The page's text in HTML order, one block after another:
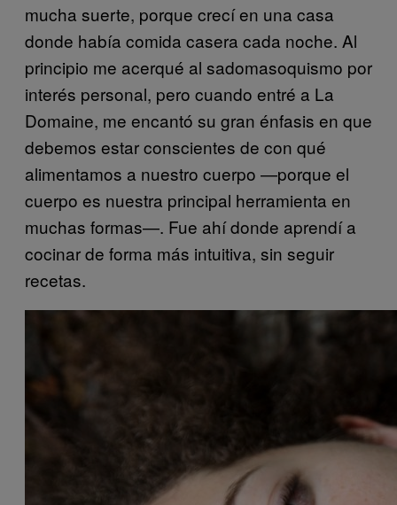
mucha suerte, porque crecí en una casa
donde había comida casera cada noche. Al
principio me acerqué al sadomasoquismo por
interés personal, pero cuando entré a La
Domaine, me encantó su gran énfasis en que
debemos estar conscientes de con qué
alimentamos a nuestro cuerpo —porque el
cuerpo es nuestra principal herramienta en
muchas formas—. Fue ahí donde aprendí a
cocinar de forma más intuitiva, sin seguir
recetas.